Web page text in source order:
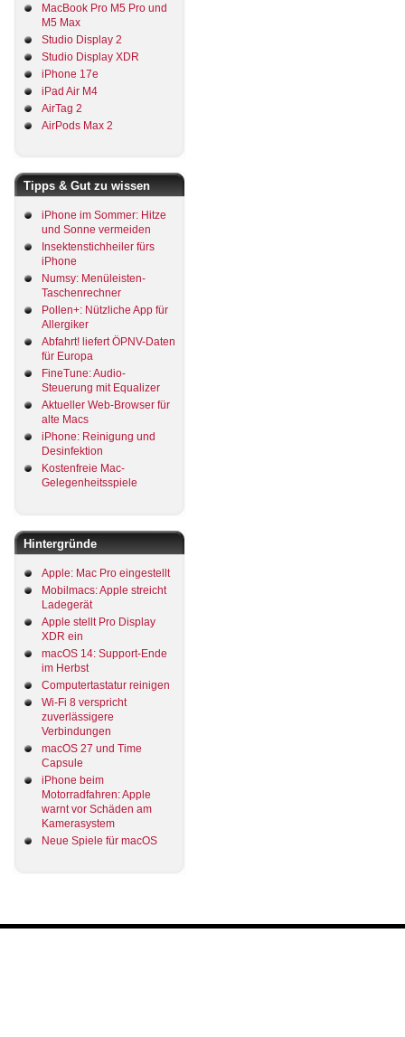
MacBook Pro M5 Pro und
M5 Max
Studio Display 2
Studio Display XDR
iPhone 17e
iPad Air M4
AirTag 2
AirPods Max 2
Tipps & Gut zu wissen
iPhone im Sommer: Hitze
und Sonne vermeiden
Insektenstichheiler fürs
iPhone
Numsy: Menüleisten-
Taschenrechner
Pollen+: Nützliche App für
Allergiker
Abfahrt! liefert ÖPNV-Daten
für Europa
FineTune: Audio-
Steuerung mit Equalizer
Aktueller Web-Browser für
alte Macs
iPhone: Reinigung und
Desinfektion
Kostenfreie Mac-
Gelegenheitsspiele
Hintergründe
Apple: Mac Pro eingestellt
Mobilmacs: Apple streicht
Ladegerät
Apple stellt Pro Display
XDR ein
macOS 14: Support-Ende
im Herbst
Computertastatur reinigen
Wi-Fi 8 verspricht
zuverlässigere
Verbindungen
macOS 27 und Time
Capsule
iPhone beim
Motorradfahren: Apple
warnt vor Schäden am
Kamerasystem
Neue Spiele für macOS